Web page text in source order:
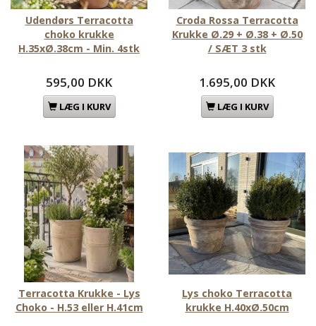
Udendørs Terracotta
choko krukke
H.35xØ.38cm - Min. 4stk
595,00 DKK
LÆG I KURV
Croda Rossa Terracotta
Krukke Ø.29 + Ø.38 + Ø.50
/ SÆT 3 stk
1.695,00 DKK
LÆG I KURV
Terracotta Krukke - Lys
Choko - H.53 eller H.41cm
Lys choko Terracotta
krukke H.40xØ.50cm